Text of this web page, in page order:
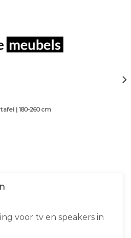
| 180-260 cm
voor tv en speakers in